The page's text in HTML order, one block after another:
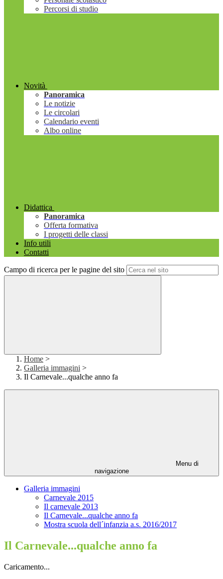
Percorsi di studio
Novità
Panoramica
Le notizie
Le circolari
Calendario eventi
Albo online
Didattica
Panoramica
Offerta formativa
I progetti delle classi
Info utili
Contatti
Campo di ricerca per le pagine del sito
Home >
Galleria immagini >
Il Carnevale...qualche anno fa
Menu di
navigazione
Galleria immagini
Carnevale 2015
Il carnevale 2013
Il Carnevale...qualche anno fa
Mostra scuola dell´infanzia a.s. 2016/2017
Il Carnevale...qualche anno fa
Caricamento...